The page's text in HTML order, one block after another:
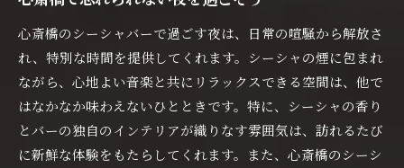
心斎橋のシーシャバーで過ごす夜は、日常の喧騒から解放さ
れ、特別な時間を提供してくれます。シーシャの煙に包まれ
ながら、心地よい音楽と共にリラックスできる空間は、他で
はなかなか味わえないひとときです。特に、シーシャの香り
とバーの独自のインテリアが織りなす雰囲気は、訪れるたび
に新鮮な体験をもたらしてくれます。また、心斎橋のシーシ